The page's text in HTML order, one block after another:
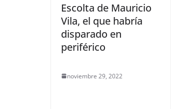
Escolta de Mauricio
Vila, el que habría
disparado en
periférico
noviembre 29, 2022